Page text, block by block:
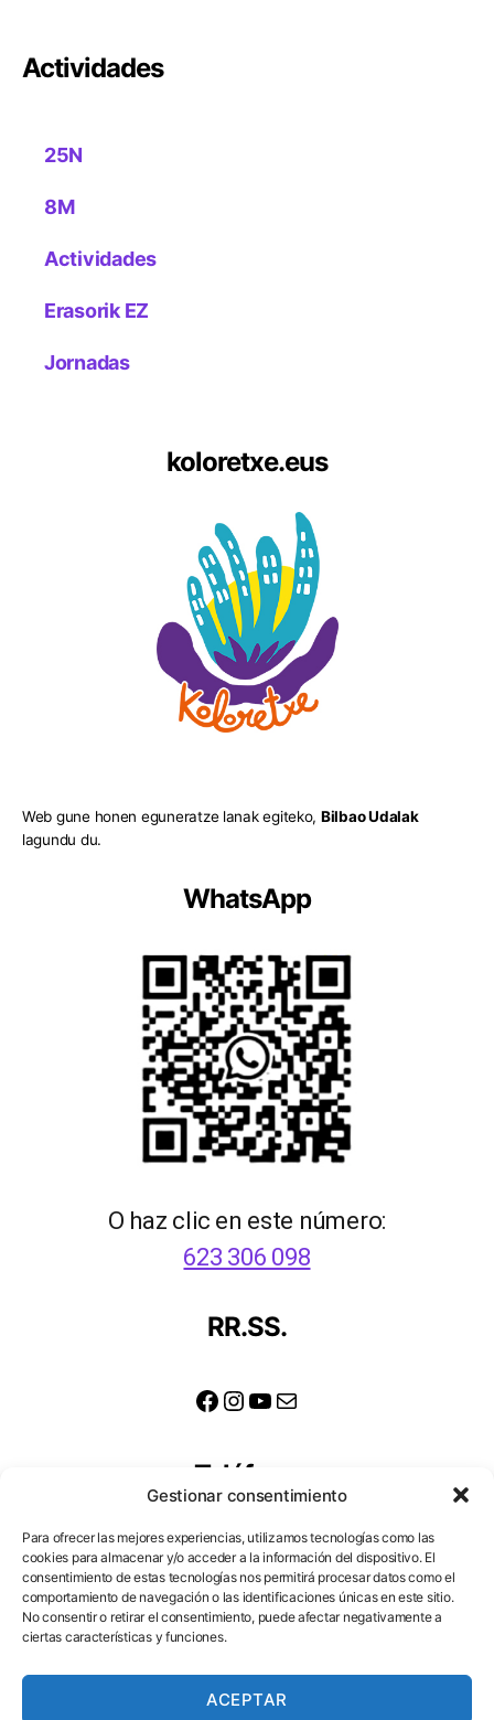
Gestionar consentimiento
Para ofrecer las mejores experiencias, utilizamos tecnologías como las
cookies para almacenar y/o acceder a la información del dispositivo. El
consentimiento de estas tecnologías nos permitirá procesar datos como el
comportamiento de navegación o las identificaciones únicas en este sitio.
No consentir o retirar el consentimiento, puede afectar negativamente a
ciertas características y funciones.
ACEPTAR
Actividades
25N
8M
Actividades
Erasorik EZ
Jornadas
koloretxe.eus
Web gune honen eguneratze lanak egiteko, Bilbao Udalak
lagundu du.
WhatsApp
O haz clic en este número:
623 306 098
RR.SS.
Facebook
Instagram
YouTube
Correo electrónico
Teléfono
623 306 098
Dirección
48003 Bilbao